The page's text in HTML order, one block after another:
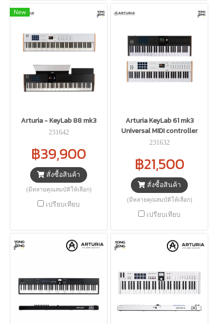
New
Arturia - KeyLab 88 mk3
231642
฿39,900
สั่งซื้อสินค้า
(มีหลายคุณสมบัติให้เลือก)
เปรียบเทียบ
Arturia KeyLab 61 mk3
Universal MIDI controller
231632
฿21,500
สั่งซื้อสินค้า
(มีหลายคุณสมบัติให้เลือก)
เปรียบเทียบ